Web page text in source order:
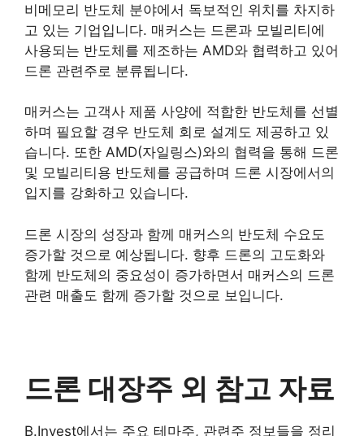
비메모리 반도체 분야에서 독보적인 위치를 차지하
고 있는 기업입니다. 매커스는 드론과 모빌리티에
사용되는 반도체를 제조하는 AMD와 협력하고 있어
드론 관련주로 분류됩니다​​.
매커스는 고객사 제품 사양에 적합한 반도체를 선별
하며 필요할 경우 반도체 회로 설계도 제공하고 있
습니다. 또한 AMD(자일링스)와의 협력을 통해 드론
및 모빌리티용 반도체를 공급하며 드론 시장에서의
입지를 강화하고 있습니다.
드론 시장의 성장과 함께 매커스의 반도체 수요도
증가할 것으로 예상됩니다. 향후 드론의 고도화와
함께 반도체의 중요성이 증가하면서 매커스의 드론
관련 매출도 함께 증가할 것으로 보입니다.
드론 대장주 외 참고 자료
B.Invest에서는 주요 테마주, 관련주 정보들을 정리